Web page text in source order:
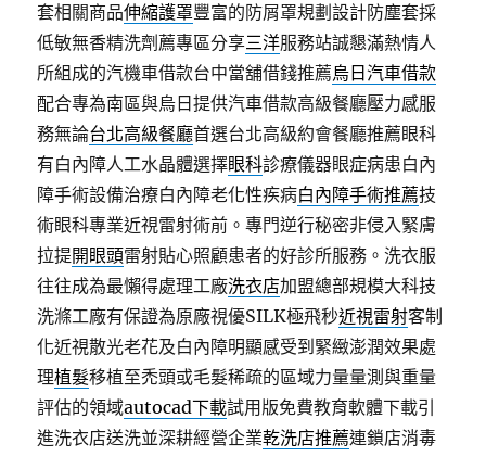
套相關商品伸縮護罩豐富的防屑罩規劃設計防塵套採
低敏無香精洗劑薦專區分享三洋服務站誠懇滿熱情人
所組成的汽機車借款台中當舖借錢推薦烏日汽車借款
配合專為南區與烏日提供汽車借款高級餐廳壓力感服
務無論台北高級餐廳首選台北高級約會餐廳推薦眼科
有白內障人工水晶體選擇眼科診療儀器眼症病患白內
障手術設備治療白內障老化性疾病白內障手術推薦技
術眼科專業近視雷射術前。專門逆行秘密非侵入緊膚
拉提開眼頭雷射貼心照顧患者的好診所服務。洗衣服
往往成為最懶得處理工廠洗衣店加盟總部規模大科技
洗滌工廠有保證為原廠視優SILK極飛秒近視雷射客制
化近視散光老花及白內障明顯感受到緊緻澎潤效果處
理植髮移植至禿頭或毛髮稀疏的區域力量量測與重量
評估的領域autocad下載試用版免費教育軟體下載引
進洗衣店送洗並深耕經營企業乾洗店推薦連鎖店消毒